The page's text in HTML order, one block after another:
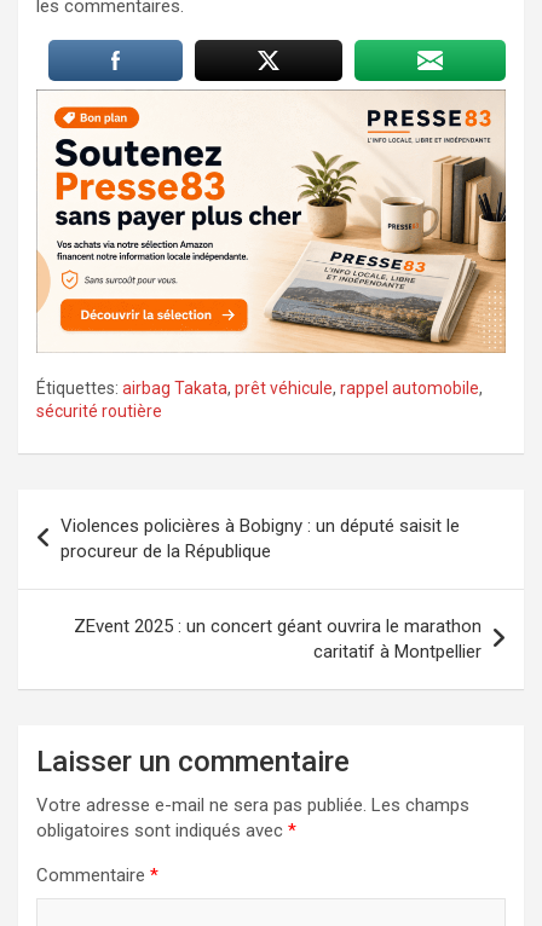
les commentaires.
Étiquettes: airbag Takata, prêt véhicule, rappel automobile,
sécurité routière
de
l’article
Violences policières à Bobigny : un député saisit le
procureur de la République
ZEvent 2025 : un concert géant ouvrira le marathon
caritatif à Montpellier
Laisser un commentaire
Votre adresse e-mail ne sera pas publiée. Les champs
obligatoires sont indiqués avec *
Commentaire *